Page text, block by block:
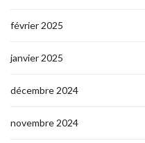
février 2025
janvier 2025
décembre 2024
novembre 2024